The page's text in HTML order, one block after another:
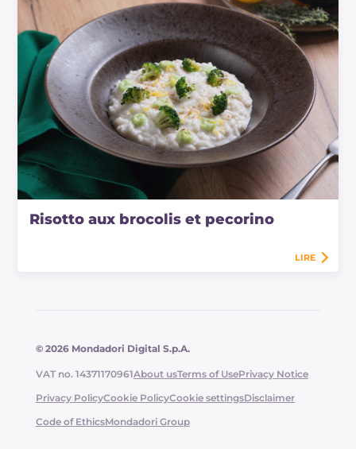
Risotto aux brocolis et pecorino
LIRE
© 2026 Mondadori Digital S.p.A.
VAT no. 14371170961About usTerms of UsePrivacy Notice
Privacy PolicyCookie PolicyCookie settingsDisclaimer
Code of EthicsMondadori Group